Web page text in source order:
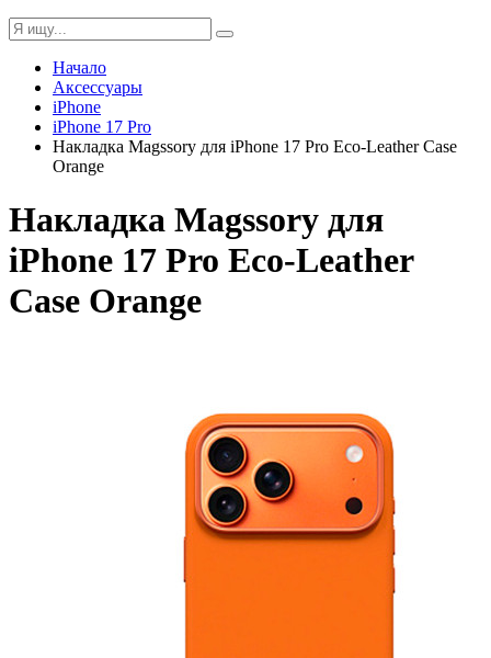
Начало
Аксессуары
iPhone
iPhone 17 Pro
Накладка Magssory для iPhone 17 Pro Eco-Leather Case
Orange
Накладка Magssory для
iPhone 17 Pro Eco-Leather
Case Orange